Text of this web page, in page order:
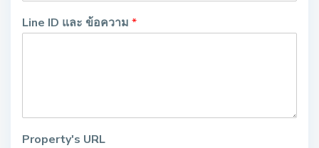
Line ID และ ข้อความ *
Property's URL